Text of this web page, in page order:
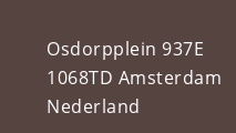
Osdorpplein 937E
1068TD Amsterdam
Nederland